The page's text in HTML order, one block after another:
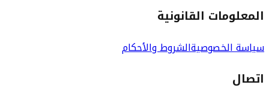
المعلومات القانونية
سياسة الخصوصيةالشروط والأحكام
اتصال